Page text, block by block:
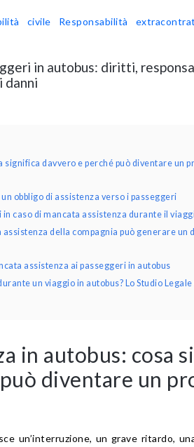
civile Responsabilità
in autobus: diritti,
danni
significa davvero e perché può diventare un
obbligo di assistenza verso i passeggeri
caso di mancata assistenza durante il
della compagnia può generare un
assistenza ai passeggeri in autobus
un viaggio in autobus? Lo Studio
in autobus: cosa
diventare un
un’interruzione, un grave ritardo,